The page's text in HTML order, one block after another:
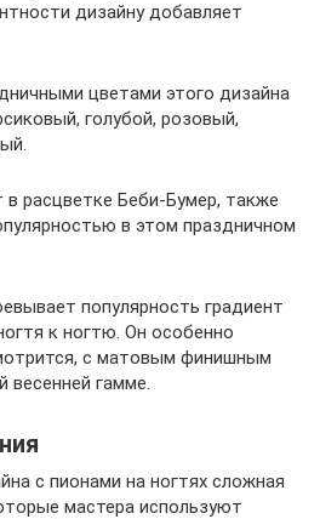
дизайну добавляет
цветами этого дизайна
голубой, розовый,
в расцветке Беби-Бумер, также
в этом праздничном
популярность градиент
к ногтю. Он особенно
с матовым финишным
весенней гамме.
с пионами на ногтях сложная
мастера используют